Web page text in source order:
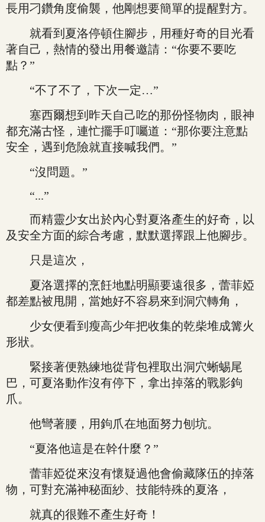
長用刁鑽角度偷襲，他剛想要簡單的提醒對方。
就看到夏洛停頓住腳步，用種好奇的目光看
著自己，熱情的發出用餐邀請：“你要不要吃
點？”
“不了不了，下次一定…”
塞西爾想到昨天自己吃的那份怪物肉，眼神
都充滿古怪，連忙擺手叮囑道：“那你要注意點
安全，遇到危險就直接喊我們。”
“沒問題。”
“...”
而精靈少女出於內心對夏洛產生的好奇，以
及安全方面的綜合考慮，默默選擇跟上他腳步。
只是這次，
夏洛選擇的烹飪地點明顯要遠很多，蕾菲婭
都差點被甩開，當她好不容易來到洞穴轉角，
少女便看到瘦高少年把收集的乾柴堆成篝火
形狀。
緊接著便熟練地從背包裡取出洞穴蜥蜴尾
巴，可夏洛動作沒有停下，拿出掉落的戰影鉤
爪。
他彎著腰，用鉤爪在地面努力刨坑。
“夏洛他這是在幹什麼？”
蕾菲婭從來沒有懷疑過他會偷藏隊伍的掉落
物，可對充滿神秘面紗、技能特殊的夏洛，
就真的很難不產生好奇！